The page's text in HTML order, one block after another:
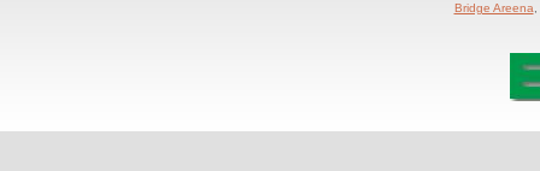
Bridge Areena